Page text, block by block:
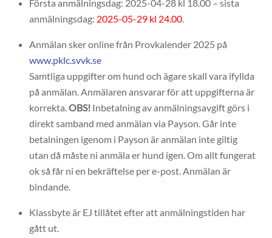
Första anmälningsdag: 2025-04-28 kl 18.00 – sista
anmälningsdag: 2025-05-29 kl 24.00.
Anmälan sker online från Provkalender 2025 på
www.pklc.svvk.se
Samtliga uppgifter om hund och ägare skall vara ifyllda
på anmälan. Anmälaren ansvarar för att uppgifterna är
korrekta.OBS! Inbetalning av anmälningsavgift görs i
direkt samband med anmälan via Payson. Går inte
betalningen igenom i Payson är anmälan inte giltig
utan då måste ni anmäla er hund igen. Om allt fungerat
ok så får ni en bekräftelse per e-post. Anmälan är
bindande.
Klassbyte är EJ tillåtet efter att anmälningstiden har
gått ut.